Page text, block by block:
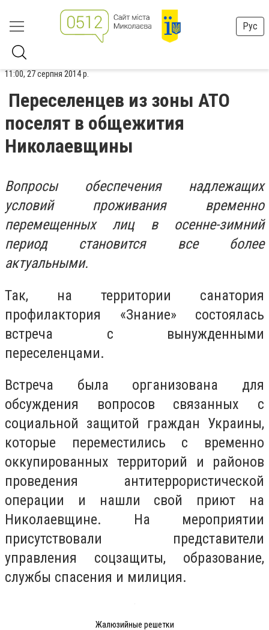
Рус
11:00, 27 серпня 2014 р.
Переселенцев из зоны АТО
поселят в общежития
Николаевщины
Вопросы обеспечения надлежащих
условий проживания временно
перемещенных лиц в осенне-зимний
период становится все более
актуальными.
Так, на территории санатория
профилактория «Знание» состоялась
встреча с вынужденными
переселенцами.
Встреча была организована для
обсуждения вопросов связанных с
социальной защитой граждан Украины,
которые переместились с временно
оккупированных территорий и районов
проведения антитеррористической
операции и нашли свой ​​приют на
Николаевщине. На мероприятии
присутствовали представители
управления соцзащиты, образование,
службы спасения и милиция.
Жалюзийные решетки